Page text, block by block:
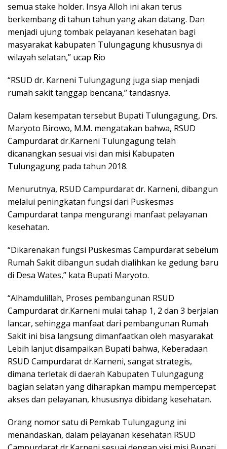
semua stake holder. Insya Alloh ini akan terus
berkembang di tahun tahun yang akan datang. Dan
menjadi ujung tombak pelayanan kesehatan bagi
masyarakat kabupaten Tulungagung khususnya di
wilayah selatan,” ucap Rio
“RSUD dr. Karneni Tulungagung juga siap menjadi
rumah sakit tanggap bencana,” tandasnya.
Dalam kesempatan tersebut Bupati Tulungagung, Drs.
Maryoto Birowo, M.M. mengatakan bahwa, RSUD
Campurdarat dr.Karneni Tulungagung telah
dicanangkan sesuai visi dan misi Kabupaten
Tulungagung pada tahun 2018.
Menurutnya, RSUD Campurdarat dr. Karneni, dibangun
melalui peningkatan fungsi dari Puskesmas
Campurdarat tanpa mengurangi manfaat pelayanan
kesehatan.
“Dikarenakan fungsi Puskesmas Campurdarat sebelum
Rumah Sakit dibangun sudah dialihkan ke gedung baru
di Desa Wates,” kata Bupati Maryoto.
“Alhamdulillah, Proses pembangunan RSUD
Campurdarat dr.Karneni mulai tahap 1, 2 dan 3 berjalan
lancar, sehingga manfaat dari pembangunan Rumah
Sakit ini bisa langsung dimanfaatkan oleh masyarakat
Lebih lanjut disampaikan Bupati bahwa, Keberadaan
RSUD Campurdarat dr.Karneni, sangat strategis,
dimana terletak di daerah Kabupaten Tulungagung
bagian selatan yang diharapkan mampu mempercepat
akses dan pelayanan, khususnya dibidang kesehatan.
Orang nomor satu di Pemkab Tulungagung ini
menandaskan, dalam pelayanan kesehatan RSUD